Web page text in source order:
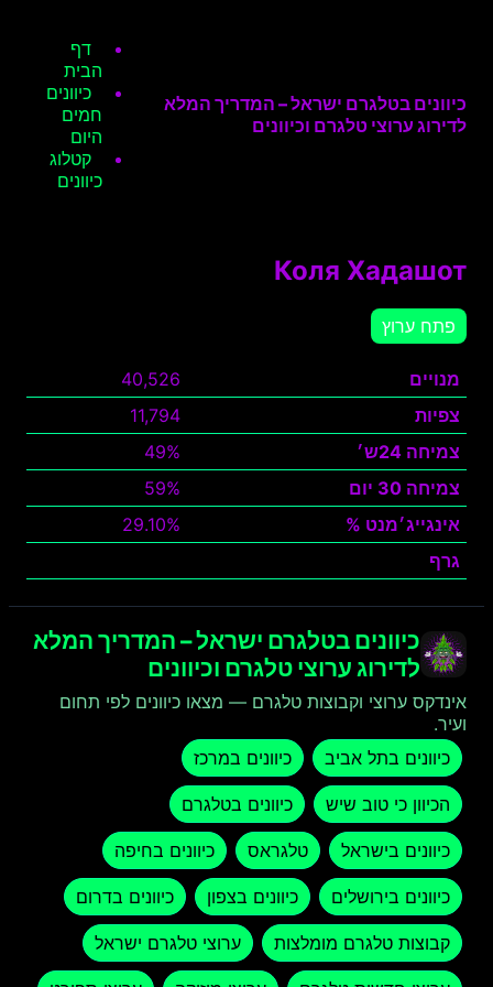
כיוונים בטלגרם ישראל – המדריך המלא
לדירוג ערוצי טלגרם וכיוונים
דף
הבית
כיוונים
חמים
היום
קטלוג
כיוונים
Коля Хадашот
פתח ערוץ
מנויים
40,526
צפיות
11,794
צמיחה 24ש׳
49%
צמיחה 30 יום
59%
אינגייג׳מנט %
29.10%
גרף
כיוונים בטלגרם ישראל – המדריך המלא
לדירוג ערוצי טלגרם וכיוונים
אינדקס ערוצי וקבוצות טלגרם — מצאו כיוונים לפי תחום
ועיר.
כיוונים בתל אביב
כיוונים במרכז
הכיוון כי טוב שיש כיוונים בטלגרם
כיוונים בישראל טלגראס כיוונים בחיפה
כיוונים בירושלים כיוונים בצפון כיוונים בדרום
קבוצות טלגרם מומלצות ערוצי טלגרם ישראל